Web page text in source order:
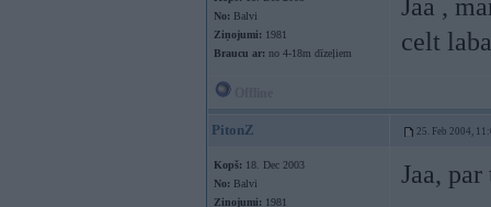
No: Balvi
Ziņojumi: 1981
Braucu ar: no 4-18m dīzeļiem
Jaa ,
celt
PitonZ 25. Feb 2004,
Kopš: 18. Dec 2003
No: Balvi
Ziņojumi: 1981
Jaa,